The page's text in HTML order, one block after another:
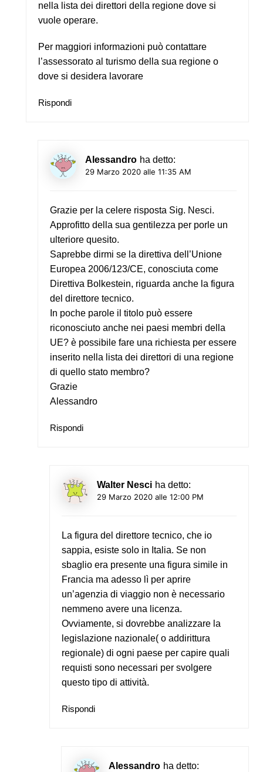
nella lista dei direttori della regione dove si
vuole operare.
Per maggiori informazioni può contattare
l’assessorato al turismo della sua regione o
dove si desidera lavorare
Rispondi
Alessandro ha detto:
29 Marzo 2020 alle 11:35 AM
Grazie per la celere risposta Sig. Nesci.
Approfitto della sua gentilezza per porle un
ulteriore quesito.
Saprebbe dirmi se la direttiva dell’Unione
Europea 2006/123/CE, conosciuta come
Direttiva Bolkestein, riguarda anche la figura
del direttore tecnico.
In poche parole il titolo può essere
riconosciuto anche nei paesi membri della
UE? è possibile fare una richiesta per essere
inserito nella lista dei direttori di una regione
di quello stato membro?
Grazie
Alessandro
Rispondi
Walter Nesci ha detto:
29 Marzo 2020 alle 12:00 PM
La figura del direttore tecnico, che io
sappia, esiste solo in Italia. Se non
sbaglio era presente una figura simile in
Francia ma adesso lì per aprire
un’agenzia di viaggio non è necessario
nemmeno avere una licenza.
Ovviamente, si dovrebbe analizzare la
legislazione nazionale( o addirittura
regionale) di ogni paese per capire quali
requisti sono necessari per svolgere
questo tipo di attività.
Rispondi
Alessandro ha detto: